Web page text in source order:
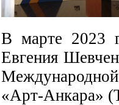
В марте 2023
Евгения
«Арт-Анкара»